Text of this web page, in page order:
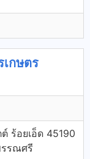
กษตร
ร้อยเอ็ด 45190
รรณศรี